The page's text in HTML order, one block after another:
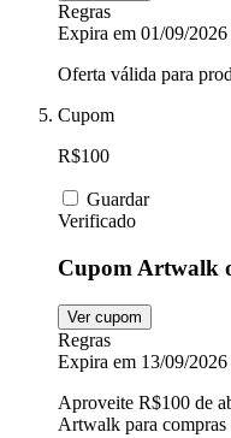
Regras
Expira em 01/09/2026
Oferta válida para
Cupom
R$100
Guardar
Verificado
Cupom Artwalk
Ver cupom
Regras
Expira em 13/09/2026
Aproveite R$100 de
Artwalk para compras